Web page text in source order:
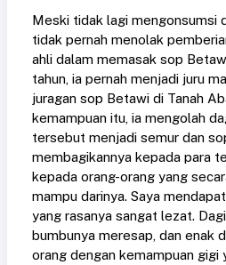
Meski tidak lagi mengonsumsi
tidak pernah menolak
ahli dalam memasak sop
tahun, ia pernah menjadi juru
juragan sop Betawi di Tanah
kemampuan itu, ia mengolah
tersebut menjadi semur dan
membagikannya kepada para
kepada orang-orang yang
mampu darinya. Saya
yang rasanya sangat lezat.
bumbunya meresap, dan enak
orang dengan kemampuan gigi